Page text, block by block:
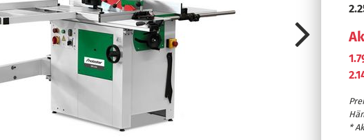
*